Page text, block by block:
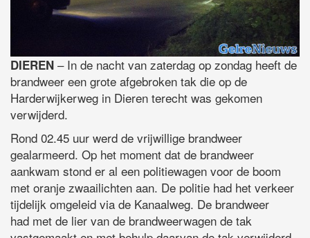
DIEREN – In de nacht van zaterdag op zondag heeft de
brandweer een grote afgebroken tak die op de
Harderwijkerweg in Dieren terecht was gekomen
verwijderd.
Rond 02.45 uur werd de vrijwillige brandweer
gealarmeerd. Op het moment dat de brandweer
aankwam stond er al een politiewagen voor de boom
met oranje zwaailichten aan. De politie had het verkeer
tijdelijk omgeleid via de Kanaalweg. De brandweer
had met de lier van de brandweerwagen de tak